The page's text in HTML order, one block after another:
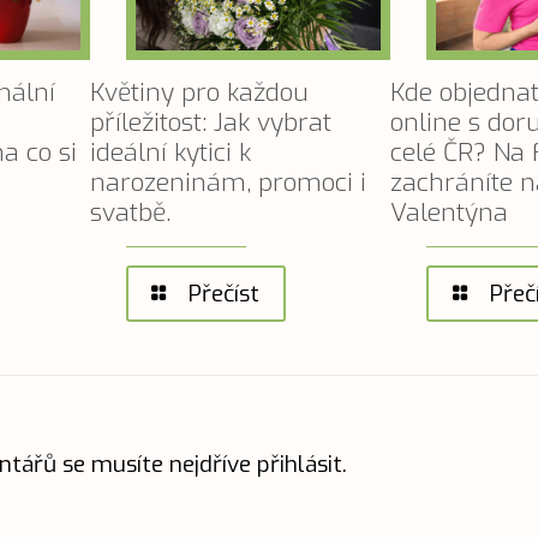
co si
Květiny pro každou
příležitost: Jak vybrat
ideální kytici k
narozeninám, promoci i
svatbě.
Přečíst
Kde
online s
celé ČR?
zachráníte
Valentýna
se musíte nejdříve přihlásit.